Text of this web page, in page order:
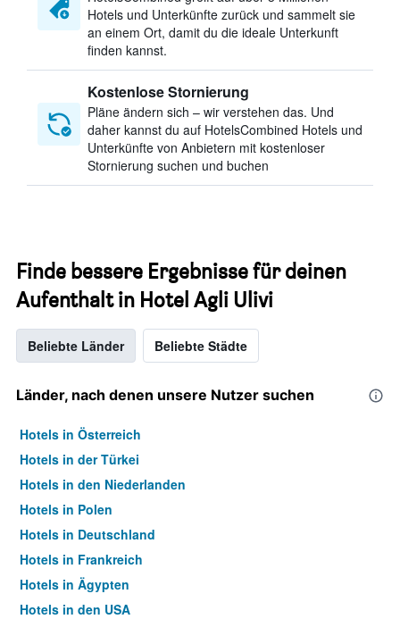
Hotels und Unterkünfte zurück und sammelt sie
an einem Ort, damit du die ideale Unterkunft
finden kannst.
Kostenlose Stornierung
Pläne ändern sich – wir verstehen das. Und
daher kannst du auf HotelsCombined Hotels und
Unterkünfte von Anbietern mit kostenloser
Stornierung suchen und buchen
Finde bessere Ergebnisse für deinen
Aufenthalt in Hotel Agli Ulivi
Beliebte Länder Beliebte Städte
Länder, nach denen unsere Nutzer suchen
Hotels in Österreich
Hotels in der Türkei
Hotels in den Niederlanden
Hotels in Polen
Hotels in Deutschland
Hotels in Frankreich
Hotels in Ägypten
Hotels in den USA